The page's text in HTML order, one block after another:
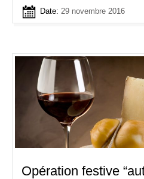
Date: 29 novembre 2016
Opération festive